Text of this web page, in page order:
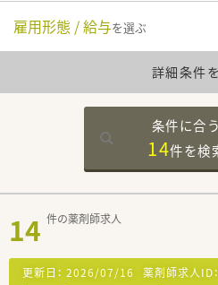
雇用形態 / 給与を選ぶ
詳細条件
条件に合
14件を検
14 件の薬剤師求人
更新日： 2026/07/16 薬剤師求人ID：